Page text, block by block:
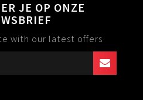
JE OP ONZE
with our latest offers